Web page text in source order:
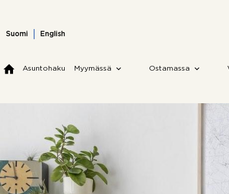
content
Suomi English
Asuntohaku Myymässä Ostamassa